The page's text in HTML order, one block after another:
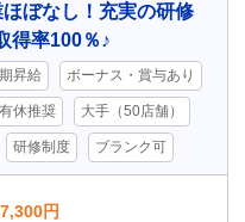
ぼなし！充実の研修
得率100％♪
昇給 ボーナス・賞与あり
有休推奨 大手（50店舗）
研修制度 ブランク可
円